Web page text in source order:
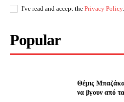
I've read and accept the Privacy Policy.
Popular
Θέμις
να βγουν από